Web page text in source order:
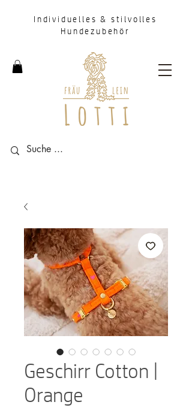
Individuelles & stilvolles
Hundezubehör
Geschirr Cotton |
Orange